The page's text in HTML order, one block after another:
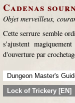
Cadenas
Objet merveilleux,
Cette serrure semble
s'ajustent
d'ouverture par
Dungeon Master's
Lock of Trickery [EN]